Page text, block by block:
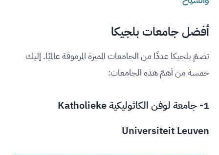
أفضل جامعات بلجيكا
تضمّ بلجيكا عددًا من الجامعات المميزة المرموقة عالميًا. إليك
خمسة من أهمّ هذه الجامعات:
1- جامعة لوفن الكاثوليكية Katholieke
Universiteit Leuven